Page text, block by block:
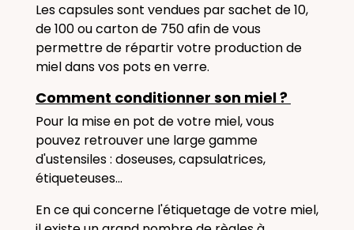
Les capsules sont vendues par sachet de 10,
de 100 ou carton de 750 afin de vous
permettre de répartir votre production de
miel dans vos pots en verre.
Comment conditionner son miel ?
Pour la mise en pot de votre miel, vous
pouvez retrouver une large gamme
d'ustensiles : doseuses, capsulatrices,
étiqueteuses...
En ce qui concerne l'étiquetage de votre miel,